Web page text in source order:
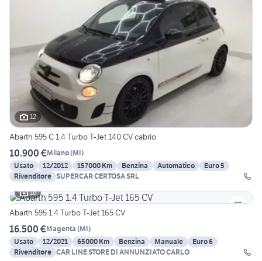
12
Abarth 595 C 1.4 Turbo T-Jet 140 CV cabrio
10.900 €Milano(MI)
Usato
12/2012 157000 Km Benzina Automatico
Euro 5
Rivenditore SUPERCAR CERTOSA SRL
16
Abarth 595 1.4 Turbo T-Jet 165 CV
16.500 €Magenta (MI)
Usato
12/2021 65000 Km Benzina Manuale
Euro 6
Rivenditore CAR LINE STORE DI ANNUNZIATO CARLO